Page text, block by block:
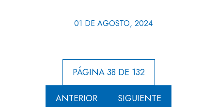
01 DE AGOSTO, 2024
PÁGINA 38 DE 132
ANTERIOR SIGUIENTE